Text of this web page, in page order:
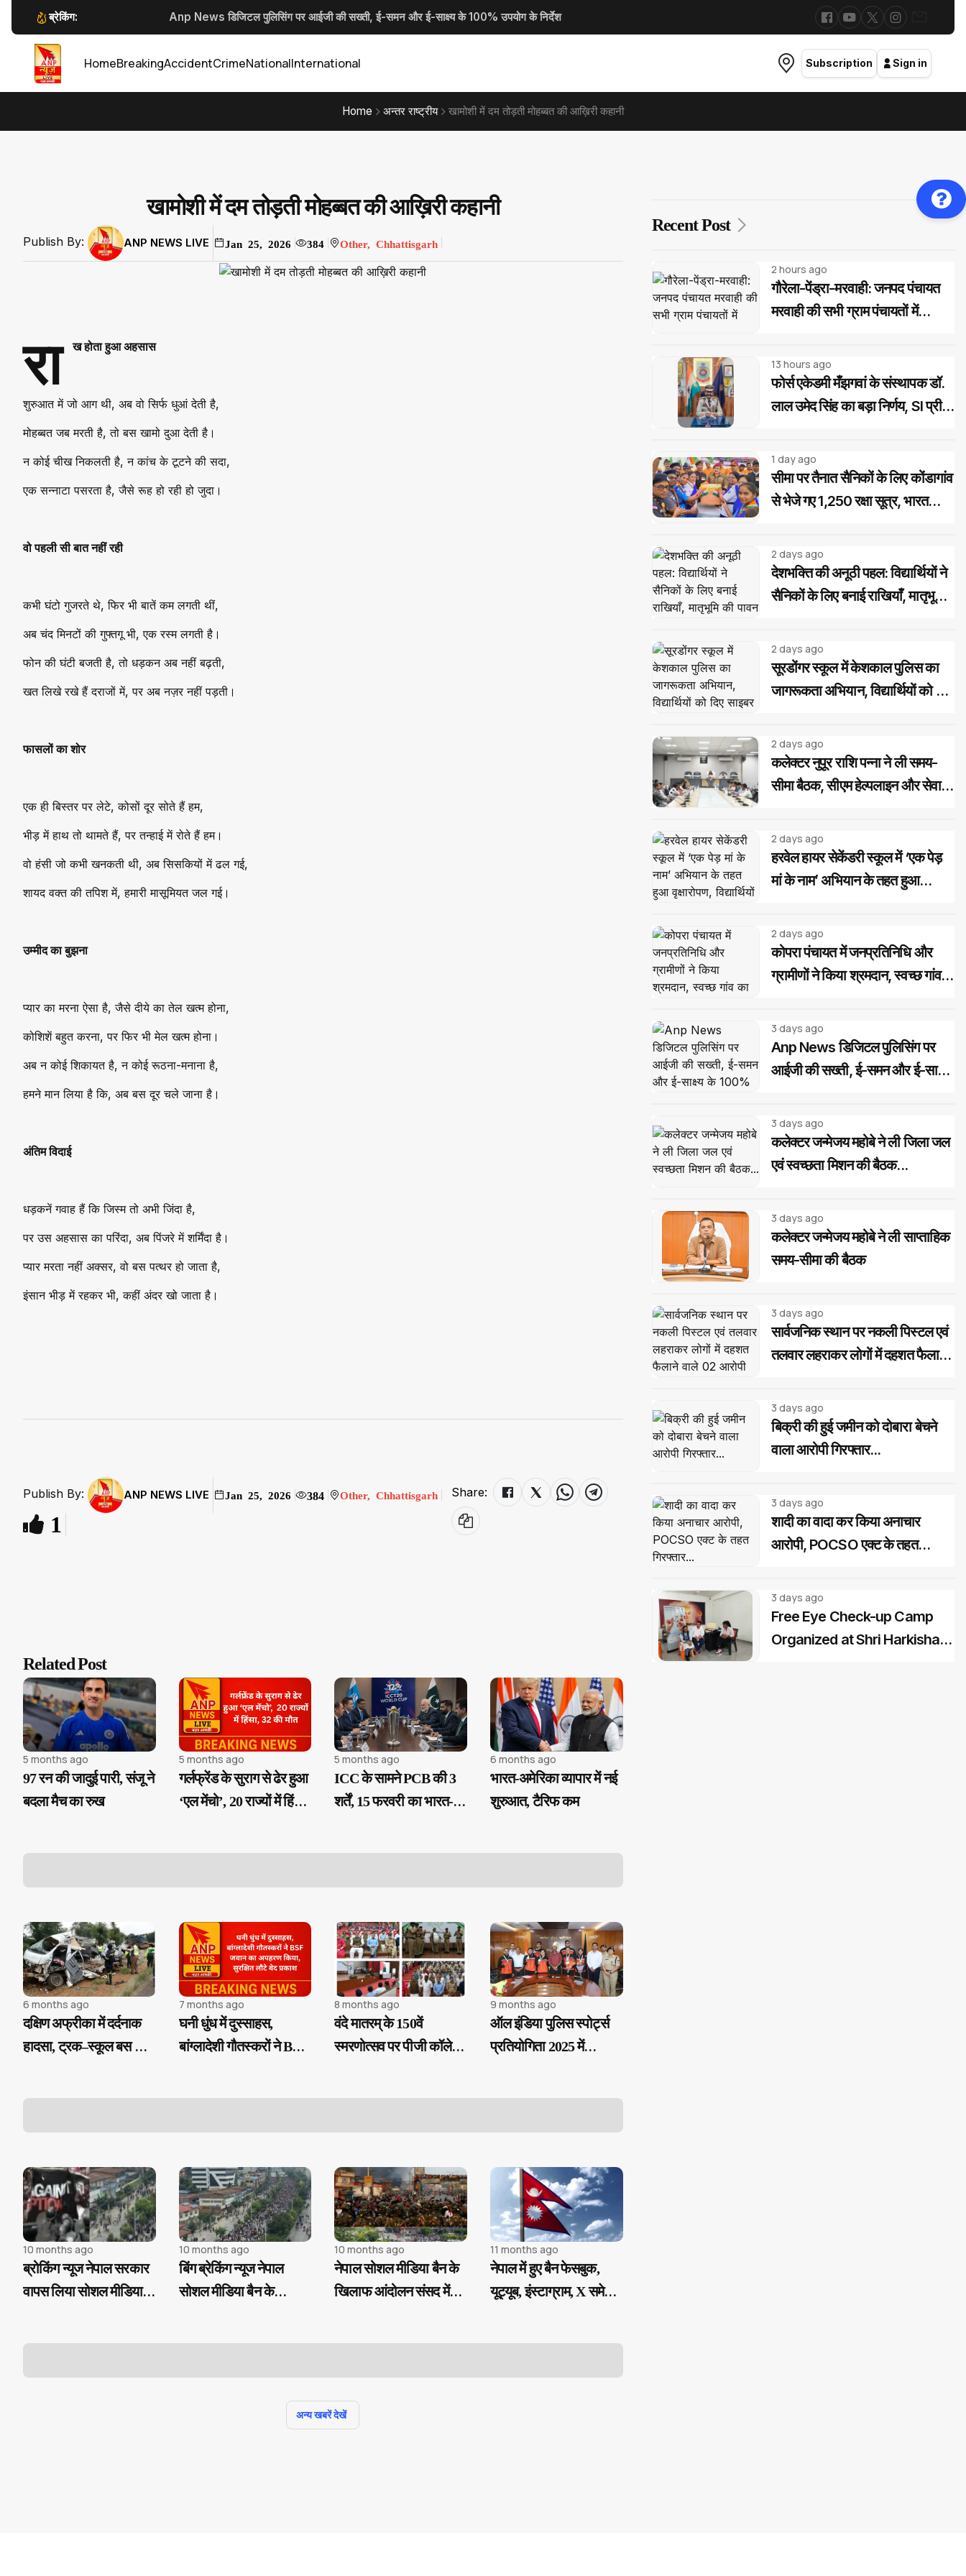
ब्रेकिंग:
Anp News डिजिटल पुलिसिंग पर आईजी की सख्ती, ई-समन और ई-साक्ष्य के 100% उपयोग के निर्देश
कलेक्टर जन्मेजय महोबे ने ली जिला जल एवं स्वच्छता मिशन की बैठक...
कलेक्टर जन्मेजय महोबे ने ली साप्ताहिक समय-सीमा की बैठक
सार्वजनिक स्थान पर नकली पिस्टल एवं तलवार लहराकर लोगों में दहशत फैलाने वाले 02 आरोपी गिरफ्तार...
HomeBreakingAccidentCrimeNationalInternational Subscription Sign in
Home अन्तर राष्ट्रीय खामोशी में दम तोड़ती मोहब्बत की आख़िरी कहानी
खामोशी में दम तोड़ती मोहब्बत की आख़िरी कहानी
Publish By: ANP NEWS LIVE Jan 25, 2026 384 Other, Chhattisgarh
रा ख होता हुआ अहसास
शुरुआत में जो आग थी, अब वो सिर्फ धुआं देती है,
मोहब्बत जब मरती है, तो बस खामो दुआ देती है।
न कोई चीख निकलती है, न कांच के टूटने की सदा,
एक सन्नाटा पसरता है, जैसे रूह हो रही हो जुदा।
वो पहली सी बात नहीं रही
कभी घंटो गुजरते थे, फिर भी बातें कम लगती थीं,
अब चंद मिनटों की गुफ्तगू भी, एक रस्म लगती है।
फोन की घंटी बजती है, तो धड़कन अब नहीं बढ़ती,
खत लिखे रखे हैं दराजों में, पर अब नज़र नहीं पड़ती।
फासलों का शोर
एक ही बिस्तर पर लेटे, कोसों दूर सोते हैं हम,
भीड़ में हाथ तो थामते हैं, पर तन्हाई में रोते हैं हम।
वो हंसी जो कभी खनकती थी, अब सिसकियों में ढल गई,
शायद वक्त की तपिश में, हमारी मासूमियत जल गई।
उम्मीद का बुझना
प्यार का मरना ऐसा है, जैसे दीये का तेल खत्म होना,
कोशिशें बहुत करना, पर फिर भी मेल खत्म होना।
अब न कोई शिकायत है, न कोई रूठना-मनाना है,
हमने मान लिया है कि, अब बस दूर चले जाना है।
अंतिम विदाई
धड़कनें गवाह हैं कि जिस्म तो अभी जिंदा है,
पर उस अहसास का परिंदा, अब पिंजरे में शर्मिंदा है।
प्यार मरता नहीं अक्सर, वो बस पत्थर हो जाता है,
इंसान भीड़ में रहकर भी, कहीं अंदर खो जाता है।
Publish By: ANP NEWS LIVE Jan 25, 2026 384 Other, Chhattisgarh
1
Share:
Related Post
5 months ago
97 रन की जादुई पारी, संजू ने
बदला मैच का रुख
5 months ago
गर्लफ्रेंड के सुराग से ढेर हुआ
‘एल मेंचो’, 20 राज्यों में हिंसा,
5 months ago
ICC के सामने PCB की 3
शर्तें, 15 फरवरी का भारत-
6 months ago
भारत-अमेरिका व्यापार में नई
शुरुआत, टैरिफ कम
6 months ago
दक्षिण अफ्रीका में दर्दनाक
हादसा, ट्रक–स्कूल बस की
7 months ago
घनी धुंध में दुस्साहस,
बांग्लादेशी गौतस्करों ने BSF
8 months ago
वंदे मातरम् के 150वें
स्मरणोत्सव पर पीजी कॉलेज
9 months ago
ऑल इंडिया पुलिस स्पोर्ट्स
प्रतियोगिता 2025 में
10 months ago
ब्रोकिंग न्यूज नेपाल सरकार
वापस लिया सोशल मीडिया
10 months ago
बिंग ब्रेकिंग न्यूज नेपाल
सोशल मीडिया बैन के
10 months ago
नेपाल सोशल मीडिया बैन के
खिलाफ आंदोलन संसद में
11 months ago
नेपाल में हुए बैन फेसबुक,
यूट्यूब, इंस्टाग्राम, X समेत
अन्य खबरें देखें
Recent Post
2 hours ago
गौरेला-पेंड्रा-मरवाही: जनपद पंचायत
मरवाही की सभी ग्राम पंचायतों में
आवास दिवस का आयोजन
13 hours ago
फोर्स एकेडमी मँझगवां के संस्थापक डॉ.
लाल उमेद सिंह का बड़ा निर्णय, SI प्री
निःशुल्क कोचिंग और आवासीय सुविधा
1 day ago
सीमा पर तैनात सैनिकों के लिए कोंडागांव
से भेजे गए 1,250 रक्षा सूत्र, भारत
2 days ago
देशभक्ति की अनूठी पहल: विद्यार्थियों ने
सैनिकों के लिए बनाई राखियाँ, मातृभूमि
2 days ago
सूरडोंगर स्कूल में केशकाल पुलिस का
जागरूकता अभियान, विद्यार्थियों को दिए
2 days ago
कलेक्टर नुपूर राशि पन्ना ने ली समय-
सीमा बैठक, सीएम हेल्पलाइन और सेवा
दिए निर्देश
2 days ago
हरवेल हायर सेकेंडरी स्कूल में ‘एक पेड़
मां के नाम’ अभियान के तहत हुआ
सुरक्षा का संकल्प
2 days ago
कोपरा पंचायत में जनप्रतिनिधि और
ग्रामीणों ने किया श्रमदान, स्वच्छ गांव
3 days ago
Anp News डिजिटल पुलिसिंग पर
आईजी की सख्ती, ई-समन और ई-साक्ष्य
3 days ago
कलेक्टर जन्मेजय महोबे ने ली जिला जल
एवं स्वच्छता मिशन की बैठक...
3 days ago
कलेक्टर जन्मेजय महोबे ने ली साप्ताहिक
समय-सीमा की बैठक
3 days ago
सार्वजनिक स्थान पर नकली पिस्टल एवं
तलवार लहराकर लोगों में दहशत फैलाने
3 days ago
बिक्री की हुई जमीन को दोबारा बेचने
वाला आरोपी गिरफ्तार...
3 days ago
शादी का वादा कर किया अनाचार
आरोपी, POCSO एक्ट के तहत
3 days ago
Free Eye Check-up Camp
Organized at Shri Harkishan